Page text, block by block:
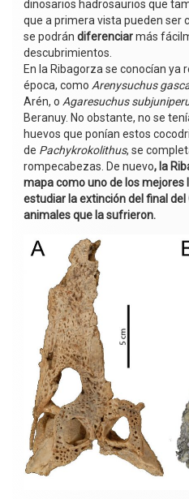
dinosarios hadrosaurios que
que a primera vista pueden ser
se podrán diferenciarmás
descubrimientos.
En la Ribagorza se conocían ya
época, como Arenysuchus
Arén, o Agaresuchus
Beranuy. No obstante, no se
huevos que ponían estos
de Pachykrokolithus, se
rompecabezas. De nuevo, la
mapa como uno de los mejores
estudiar la extinción del final
animales que la sufrieron.